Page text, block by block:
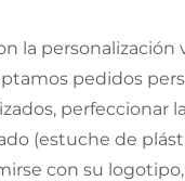
la personalización
pedidos
perfeccionar
(estuche de
con su